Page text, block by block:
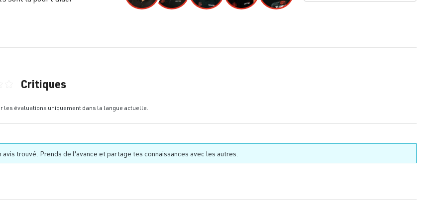
Critiques
les évaluations uniquement dans la langue actuelle.
avis trouvé. Prends de l'avance et partage tes connaissances avec les autres.